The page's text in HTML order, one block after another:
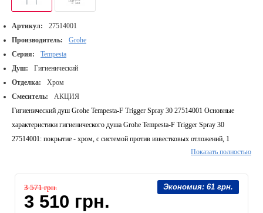
Артикул:
27514001
Производитель:
Grohe
Серия:
Tempesta
Душ:
Гигиенический
Отделка:
Хром
Смеситель:
АКЦИЯ
Гигиенический душ Grohe Tempesta-F Trigger Spray 30 27514001 Основные
характеристики гигиенического душа Grohe Tempesta-F Trigger Spray 30
27514001: покрытие - хром, с системой против известковых отложений, 1
режим, TwistFree от перекручивания, внутренний охлаждающий канал для
управления 27512001, настенный держатель ручного душа 28605000, душевой
шланг 1250 мм, угловой вентиль.
Показать полностью
Экономия: 61 грн.
3 571 грн.
3 510 грн.